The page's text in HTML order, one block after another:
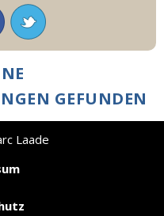
GEFUNDEN
Laade